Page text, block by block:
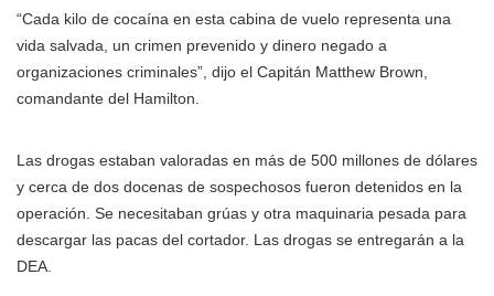
“Cada kilo de cocaína en esta cabina de vuelo representa una
vida salvada, un crimen prevenido y dinero negado a
organizaciones criminales”, dijo el Capitán Matthew Brown,
comandante del Hamilton.
Las drogas estaban valoradas en más de 500 millones de dólares
y cerca de dos docenas de sospechosos fueron detenidos en la
operación. Se necesitaban grúas y otra maquinaria pesada para
descargar las pacas del cortador. Las drogas se entregarán a la
DEA.